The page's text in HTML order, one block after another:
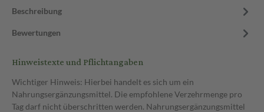
Beschreibung
Bewertungen
Hinweistexte und Pflichtangaben
Wichtiger Hinweis: Hierbei handelt es sich um ein
Nahrungsergänzungsmittel. Die empfohlene Verzehrmenge pro
Tag darf nicht überschritten werden. Nahrungsergänzungsmittel